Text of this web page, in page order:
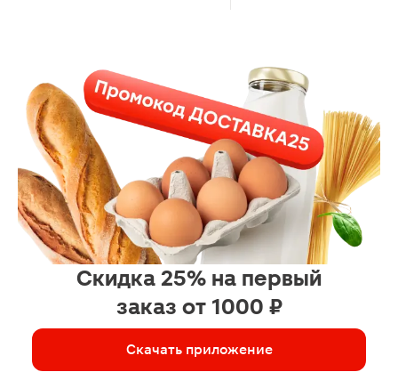
Скидка 25% на первый
заказ от 1000 ₽
Скачать приложение